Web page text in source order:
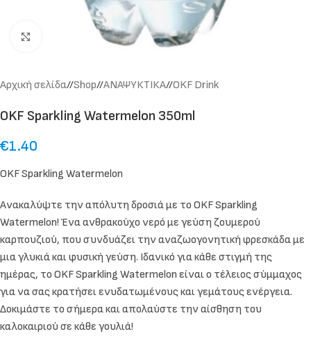
Click to enlarge
Αρχική σελίδα/ Shop/ ΑΝΑΨΥΚΤΙΚΑ/ OKF Drink
OKF Sparkling Watermelon 350ml
€1.40
OKF Sparkling Watermelon
Ανακαλύψτε την απόλυτη δροσιά με το OKF Sparkling
Watermelon! Ένα ανθρακούχο νερό με γεύση ζουμερού
καρπουζιού, που συνδυάζει την αναζωογονητική φρεσκάδα με
μια γλυκιά και φυσική γεύση. Ιδανικό για κάθε στιγμή της
ημέρας, το OKF Sparkling Watermelon είναι ο τέλειος σύμμαχος
για να σας κρατήσει ενυδατωμένους και γεμάτους ενέργεια.
Δοκιμάστε το σήμερα και απολαύστε την αίσθηση του
καλοκαιριού σε κάθε γουλιά!